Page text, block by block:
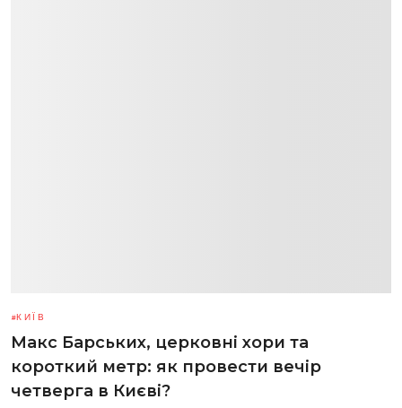
КИЇВ
Макс Барських, церковні хори та
короткий метр: як провести вечір
четверга в Києві?